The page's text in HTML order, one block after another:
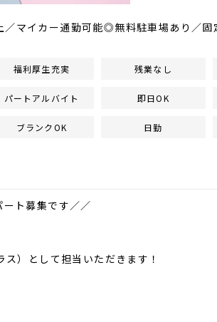
マイカー通勤可能◎無料駐車場あり／固
福利厚生充実 残業なし
パートアルバイト 即日OK
ブランクOK 日勤
ト募集です／／
）として担当いただきます！